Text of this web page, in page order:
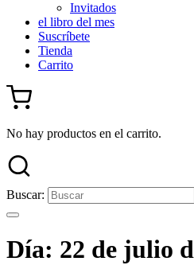
Invitados
el libro del mes
Suscríbete
Tienda
Carrito
No hay productos en el carrito.
Buscar:
Día: 22 de julio